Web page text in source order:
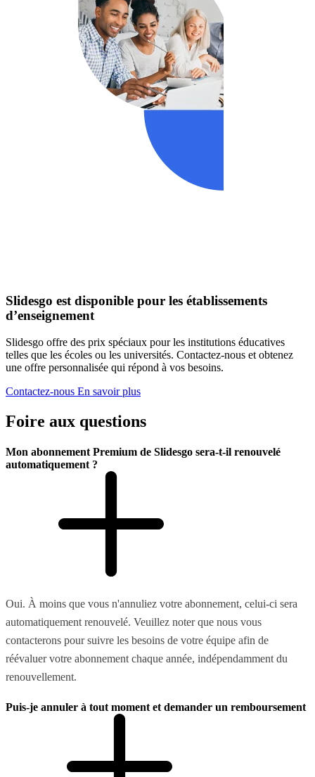
Slidesgo est disponible pour les établissements
d’enseignement
Slidesgo offre des prix spéciaux pour les institutions éducatives
telles que les écoles ou les universités. Contactez-nous et obtenez
une offre personnalisée qui répond à vos besoins.
Contactez-nous En savoir plus
Foire aux questions
Mon abonnement Premium de Slidesgo sera-t-il renouvelé
automatiquement ?
Oui. À moins que vous n'annuliez votre abonnement, celui-ci sera
automatiquement renouvelé. Veuillez noter que nous vous
contacterons pour suivre les besoins de votre équipe afin de
réévaluer votre abonnement chaque année, indépendamment du
renouvellement.
Puis-je annuler à tout moment et demander un remboursement